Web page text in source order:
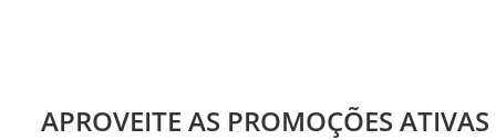
APROVEITE AS PROMOÇÕES ATIVAS